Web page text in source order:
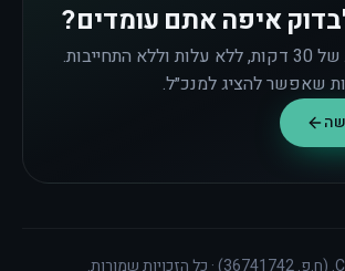
איפה אתם עומדים?
שיחת היכרות של 30 דקות, ללא עלות וללא התחייבות.
שאפשר להציג למנכ״ל.